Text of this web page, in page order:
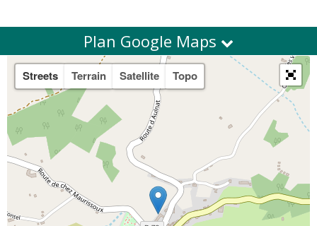
Plan Google Maps
Streets Terrain Satellite Topo